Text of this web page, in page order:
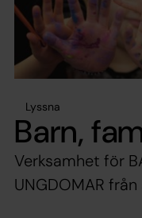
Lyssna
Barn,
Verksamhet för
UNGDOMAR